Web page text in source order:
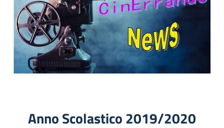
Anno Scolastico 2019/2020